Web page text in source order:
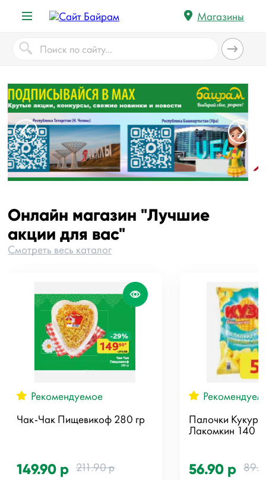
Магазины
Онлайн магазин "Лучшие
акции для вас"
Смотреть весь каталог
Рекомендуемое
Чак-Чак Пищевикоф 280 гр
149.90 р 211.90 р
Палочки
Лакомкин 140
56.90 р